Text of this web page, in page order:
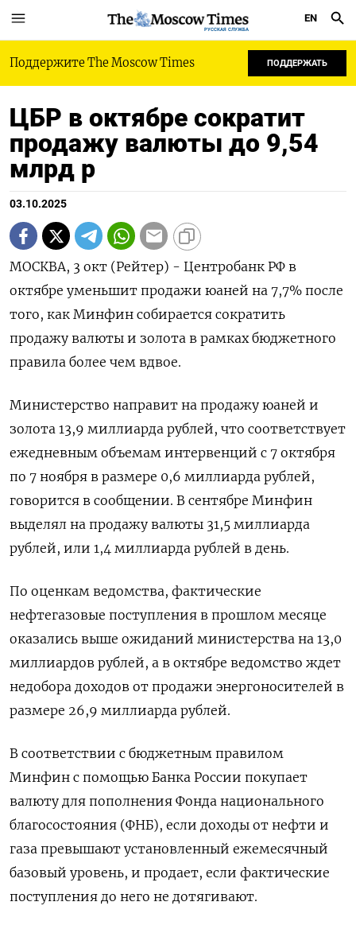
РУССКАЯ СЛУЖБА
EN
Поддержите The Moscow Times ПОДДЕРЖАТЬ
ЦБР в октябре сократит
продажу валюты до 9,54
млрд р
03.10.2025
МОСКВА, 3 окт (Рейтер) - Центробанк РФ в
октябре уменьшит продажи юаней на 7,7% после
того, как Минфин собирается сократить
продажу валюты и золота в рамках бюджетного
правила более чем вдвое.
Министерство направит на продажу юаней и
золота 13,9 миллиарда рублей, что соответствует
ежедневным объемам интервенций с 7 октября
по 7 ноября в размере 0,6 миллиарда рублей,
говорится в сообщении. В сентябре Минфин
выделял на продажу валюты 31,5 миллиарда
рублей, или 1,4 миллиарда рублей в день.
По оценкам ведомства, фактические
нефтегазовые поступления в прошлом месяце
оказались выше ожиданий министерства на 13,0
миллиардов рублей, а в октябре ведомство ждет
недобора доходов от продажи энергоносителей в
размере 26,9 миллиарда рублей.
В соответствии с бюджетным правилом
Минфин с помощью Банка России покупает
валюту для пополнения Фонда национального
благосостояния (ФНБ), если доходы от нефти и
газа превышают установленный ежемесячный
базовый уровень, и продает, если фактические
поступления до него не дотягивают.